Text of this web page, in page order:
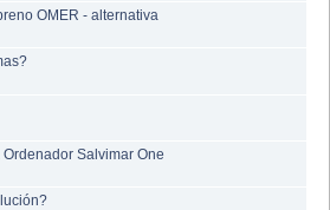
OMER - alternativa
Salvimar One